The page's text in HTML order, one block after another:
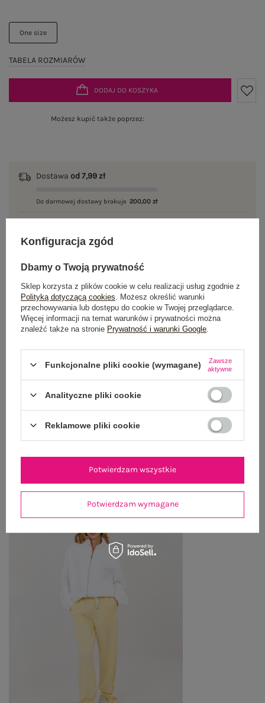
One size
TABELA ROZMIARÓW
DODAJ DO KOSZYKA
Możesz kupić także poprzez:
Dostawa od 7,99 zł
Do darmowej dostawy brakuje 200,00 zł
100 dni na zwrot
OPIS PRODUKTU
GŁÓWNE PARAMETRY
ZWROTY I REKLAMACJE
OSTATNIO OGLĄDANE
Konfiguracja zgód
Dbamy o Twoją prywatność
Sklep korzysta z plików cookie w celu realizacji usług zgodnie z
Polityką dotyczącą cookies . Możesz określić warunki
przechowywania lub dostępu do cookie w Twojej przeglądarce.
Więcej informacji na temat warunków i prywatności można
znaleźć także na stronie Prywatność i warunki Google
Funkcjonalne pliki cookie (wymagane)
Zawsze
aktywne
Analityczne pliki cookie
Reklamowe pliki cookie
Potwierdzam wymagane
Potwierdzam wszystkie